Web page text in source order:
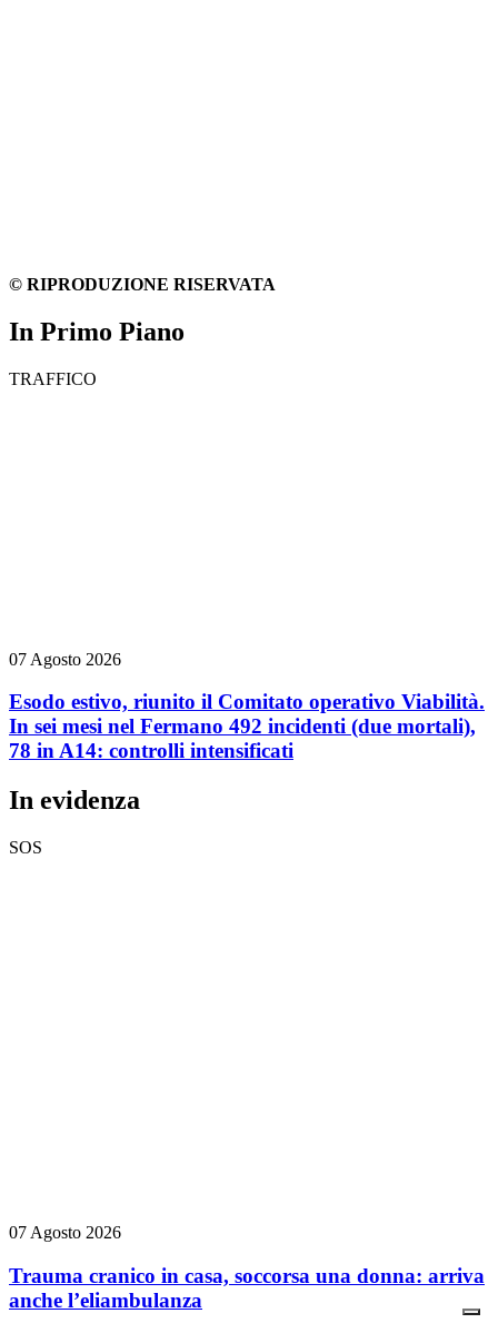
© RIPRODUZIONE RISERVATA
In Primo Piano
TRAFFICO
07 Agosto 2026
Esodo estivo, riunito il Comitato operativo Viabilità.
In sei mesi nel Fermano 492 incidenti (due mortali),
78 in A14: controlli intensificati
In evidenza
SOS
07 Agosto 2026
Trauma cranico in casa, soccorsa una donna: arriva
anche l’eliambulanza